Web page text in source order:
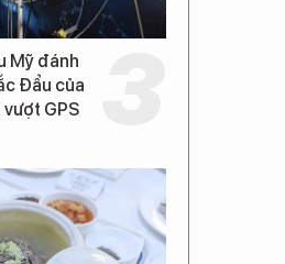
Mỹ đánh
Đẩu của
GPS